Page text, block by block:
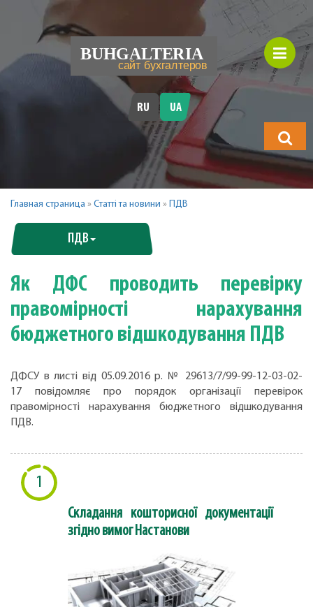
RU UA
Главная страница » Статті та новини » ПДВ
ПДВ
Як ДФС проводить перевірку
пpaвoмipнocтi нарахування
бюджетного відшкодування ПДВ
ДФСУ в листі від 05.09.2016 р. № 29613/7/99-99-12-03-02-
17 повідомляє про порядок організації перевірок
пpaвoмipнocтi нарахування бюджетного відшкодування
ПДВ.
1
Складання кошторисної документації
згідно вимог Настанови